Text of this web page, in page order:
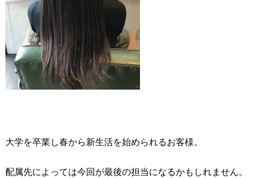
大学を卒業し春から新生活を始められるお客様。
配属先によっては今回が最後の担当になるかもしれません。